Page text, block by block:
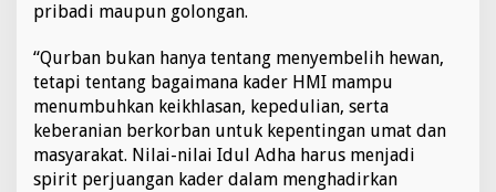
pribadi maupun golongan.
“Qurban bukan hanya tentang menyembelih hewan,
tetapi tentang bagaimana kader HMI mampu
menumbuhkan keikhlasan, kepedulian, serta
keberanian berkorban untuk kepentingan umat dan
masyarakat. Nilai-nilai Idul Adha harus menjadi
spirit perjuangan kader dalam menghadirkan